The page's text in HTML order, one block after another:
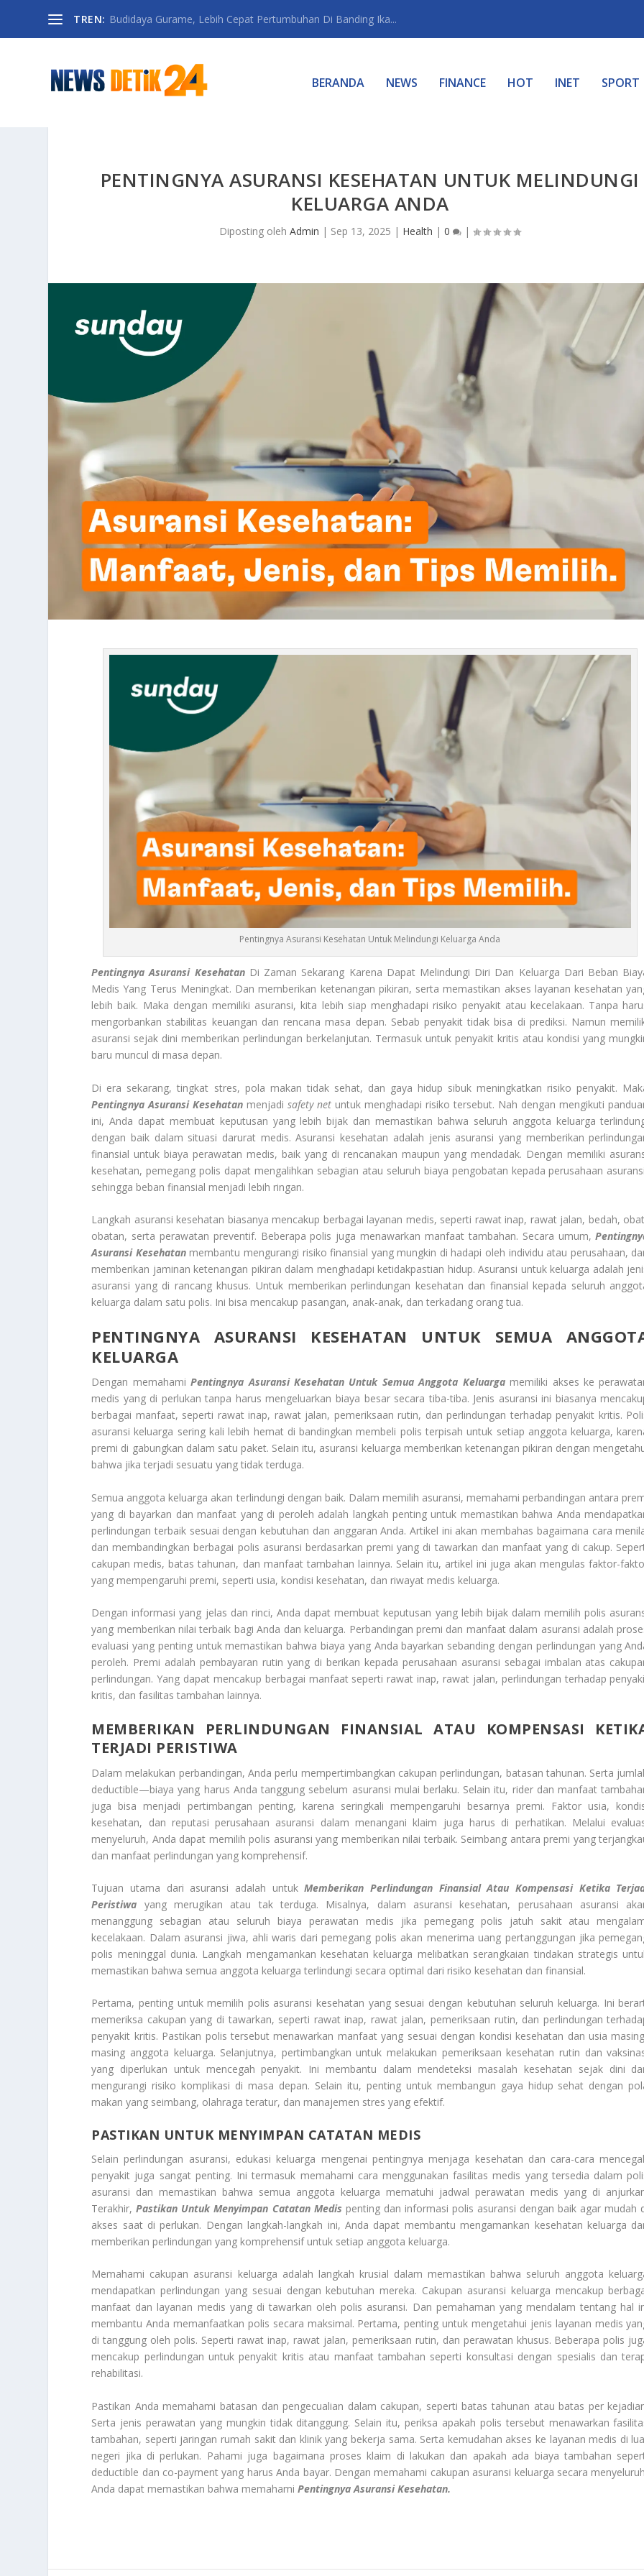
TREN: Budidaya Gurame, Lebih Cepat Pertumbuhan Di Banding Ika...
BERANDA NEWS FINANCE HOT INET SPORT
PENTINGNYA ASURANSI KESEHATAN UNTUK MELINDUNGI
KELUARGA ANDA
Diposting olehAdmin | Sep 13, 2025 | Health |0 |
Pentingnya Asuransi Kesehatan Untuk Melindungi Keluarga Anda
Pentingnya Asuransi KesehatanDi Zaman Sekarang Karena Dapat Melindungi Diri Dan Keluarga Dari Beban
Medis Yang Terus Meningkat. Dan memberikan ketenangan pikiran, serta memastikan akses layanan kesehatan
lebih baik. Maka dengan memiliki asuransi, kita lebih siap menghadapi risiko penyakit atau kecelakaan. Tanpa
mengorbankan stabilitas keuangan dan rencana masa depan. Sebab penyakit tidak bisa di prediksi. Namun
asuransi sejak dini memberikan perlindungan berkelanjutan. Termasuk untuk penyakit kritis atau kondisi yang
baru muncul di masa depan.
Di era sekarang, tingkat stres, pola makan tidak sehat, dan gaya hidup sibuk meningkatkan risiko penyakit.
Pentingnya Asuransi Kesehatan menjadisafety net untuk menghadapi risiko tersebut. Nah dengan mengikuti
ini, Anda dapat membuat keputusan yang lebih bijak dan memastikan bahwa seluruh anggota keluarga
dengan baik dalam situasi darurat medis. Asuransi kesehatan adalah jenis asuransi yang memberikan
finansial untuk biaya perawatan medis, baik yang di rencanakan maupun yang mendadak. Dengan memiliki
kesehatan, pemegang polis dapat mengalihkan sebagian atau seluruh biaya pengobatan kepada perusahaan
sehingga beban finansial menjadi lebih ringan.
Langkah asuransi kesehatan biasanya mencakup berbagai layanan medis, seperti rawat inap, rawat jalan, bedah,
obatan, serta perawatan preventif. Beberapa polis juga menawarkan manfaat tambahan. Secara umum,
Asuransi Kesehatan membantu mengurangi risiko finansial yang mungkin di hadapi oleh individu atau perusahaan,
memberikan jaminan ketenangan pikiran dalam menghadapi ketidakpastian hidup. Asuransi untuk keluarga adalah
asuransi yang di rancang khusus. Untuk memberikan perlindungan kesehatan dan finansial kepada seluruh
keluarga dalam satu polis. Ini bisa mencakup pasangan, anak-anak, dan terkadang orang tua.
PENTINGNYA ASURANSI KESEHATAN UNTUK SEMUA
KELUARGA
Dengan memahamiPentingnya Asuransi Kesehatan Untuk Semua Anggota Keluargamemiliki akses ke
medis yang di perlukan tanpa harus mengeluarkan biaya besar secara tiba-tiba. Jenis asuransi ini biasanya
berbagai manfaat, seperti rawat inap, rawat jalan, pemeriksaan rutin, dan perlindungan terhadap penyakit kritis.
asuransi keluarga sering kali lebih hemat di bandingkan membeli polis terpisah untuk setiap anggota keluarga,
premi di gabungkan dalam satu paket. Selain itu, asuransi keluarga memberikan ketenangan pikiran dengan
bahwa jika terjadi sesuatu yang tidak terduga.
Semua anggota keluarga akan terlindungi dengan baik. Dalam memilih asuransi, memahami perbandingan antara
yang di bayarkan dan manfaat yang di peroleh adalah langkah penting untuk memastikan bahwa Anda
perlindungan terbaik sesuai dengan kebutuhan dan anggaran Anda. Artikel ini akan membahas bagaimana cara
dan membandingkan berbagai polis asuransi berdasarkan premi yang di tawarkan dan manfaat yang di cakup.
cakupan medis, batas tahunan, dan manfaat tambahan lainnya. Selain itu, artikel ini juga akan mengulas faktor-
yang mempengaruhi premi, seperti usia, kondisi kesehatan, dan riwayat medis keluarga.
Dengan informasi yang jelas dan rinci, Anda dapat membuat keputusan yang lebih bijak dalam memilih polis
yang memberikan nilai terbaik bagi Anda dan keluarga. Perbandingan premi dan manfaat dalam asuransi adalah
evaluasi yang penting untuk memastikan bahwa biaya yang Anda bayarkan sebanding dengan perlindungan yang
peroleh. Premi adalah pembayaran rutin yang di berikan kepada perusahaan asuransi sebagai imbalan atas
perlindungan. Yang dapat mencakup berbagai manfaat seperti rawat inap, rawat jalan, perlindungan terhadap
kritis, dan fasilitas tambahan lainnya.
MEMBERIKAN PERLINDUNGAN FINANSIAL ATAU KOMPENSASI
TERJADI PERISTIWA
Dalam melakukan perbandingan, Anda perlu mempertimbangkan cakupan perlindungan, batasan tahunan. Serta
deductible—biaya yang harus Anda tanggung sebelum asuransi mulai berlaku. Selain itu, rider dan manfaat
juga bisa menjadi pertimbangan penting, karena seringkali mempengaruhi besarnya premi. Faktor usia,
kesehatan, dan reputasi perusahaan asuransi dalam menangani klaim juga harus di perhatikan. Melalui
menyeluruh, Anda dapat memilih polis asuransi yang memberikan nilai terbaik. Seimbang antara premi yang
dan manfaat perlindungan yang komprehensif.
Tujuan utama dari asuransi adalah untukMemberikan Perlindungan Finansial Atau Kompensasi Ketika
Peristiwa yang merugikan atau tak terduga. Misalnya, dalam asuransi kesehatan, perusahaan asuransi
menanggung sebagian atau seluruh biaya perawatan medis jika pemegang polis jatuh sakit atau
kecelakaan. Dalam asuransi jiwa, ahli waris dari pemegang polis akan menerima uang pertanggungan jika
polis meninggal dunia. Langkah mengamankan kesehatan keluarga melibatkan serangkaian tindakan strategis
memastikan bahwa semua anggota keluarga terlindungi secara optimal dari risiko kesehatan dan finansial.
Pertama, penting untuk memilih polis asuransi kesehatan yang sesuai dengan kebutuhan seluruh keluarga. Ini
memeriksa cakupan yang di tawarkan, seperti rawat inap, rawat jalan, pemeriksaan rutin, dan perlindungan
penyakit kritis. Pastikan polis tersebut menawarkan manfaat yang sesuai dengan kondisi kesehatan dan usia
masing anggota keluarga. Selanjutnya, pertimbangkan untuk melakukan pemeriksaan kesehatan rutin dan
yang diperlukan untuk mencegah penyakit. Ini membantu dalam mendeteksi masalah kesehatan sejak dini
mengurangi risiko komplikasi di masa depan. Selain itu, penting untuk membangun gaya hidup sehat dengan
makan yang seimbang, olahraga teratur, dan manajemen stres yang efektif.
PASTIKAN UNTUK MENYIMPAN CATATAN MEDIS
Selain perlindungan asuransi, edukasi keluarga mengenai pentingnya menjaga kesehatan dan cara-cara
penyakit juga sangat penting. Ini termasuk memahami cara menggunakan fasilitas medis yang tersedia dalam
asuransi dan memastikan bahwa semua anggota keluarga mematuhi jadwal perawatan medis yang di
Terakhir,Pastikan Untuk Menyimpan Catatan Medis penting dan informasi polis asuransi dengan baik agar mudah
akses saat di perlukan. Dengan langkah-langkah ini, Anda dapat membantu mengamankan kesehatan keluarga
memberikan perlindungan yang komprehensif untuk setiap anggota keluarga.
Memahami cakupan asuransi keluarga adalah langkah krusial dalam memastikan bahwa seluruh anggota
mendapatkan perlindungan yang sesuai dengan kebutuhan mereka. Cakupan asuransi keluarga mencakup
manfaat dan layanan medis yang di tawarkan oleh polis asuransi. Dan pemahaman yang mendalam tentang hal
membantu Anda memanfaatkan polis secara maksimal. Pertama, penting untuk mengetahui jenis layanan medis
di tanggung oleh polis. Seperti rawat inap, rawat jalan, pemeriksaan rutin, dan perawatan khusus. Beberapa polis
mencakup perlindungan untuk penyakit kritis atau manfaat tambahan seperti konsultasi dengan spesialis dan
rehabilitasi.
Pastikan Anda memahami batasan dan pengecualian dalam cakupan, seperti batas tahunan atau batas per
Serta jenis perawatan yang mungkin tidak ditanggung. Selain itu, periksa apakah polis tersebut menawarkan
tambahan, seperti jaringan rumah sakit dan klinik yang bekerja sama. Serta kemudahan akses ke layanan medis di
negeri jika di perlukan. Pahami juga bagaimana proses klaim di lakukan dan apakah ada biaya tambahan
deductible dan co-payment yang harus Anda bayar. Dengan memahami cakupan asuransi keluarga secara
Anda dapat memastikan bahwa memahamiPentingnya Asuransi Kesehatan.